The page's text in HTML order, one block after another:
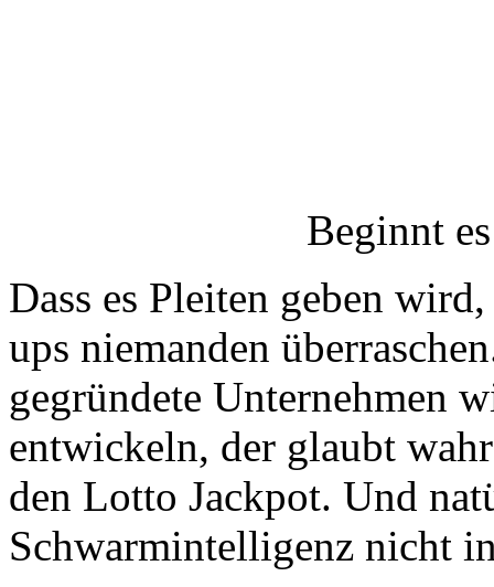
Beginnt
Dass es Pleiten geben
ups niemanden
gegründete Unternehmen
entwickeln, der glaubt
den Lotto Jackpot. Und
Schwarmintelligenz nicht